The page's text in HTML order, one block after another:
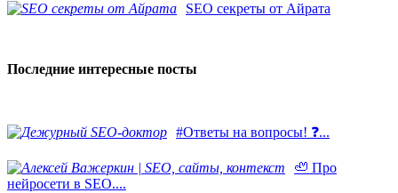
SEO секреты от Айрата
Последние интересные посты
#Ответы на вопросы! ❓...
🦥 Про
нейросети в SEO....